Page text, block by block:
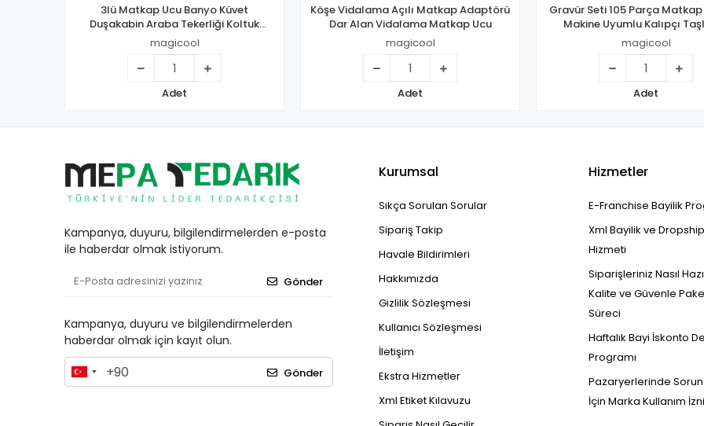
3lü Matkap Ucu Banyo Küvet
Duşakabin Araba Tekerliği Koltuk
Yıkama Temizleme Fırçası Seti
magicool
Adet
Köşe Vidalama Açılı Matkap Adaptörü
Dar Alan Vidalama Matkap Ucu
magicool
Adet
Gravür Seti 105 Parça
Makine Uyumlu Kalıpçı
Zımparalama Polisaj
magicool
Adet
Kampanya, duyuru, bilgilendirmelerden e-posta
ile haberdar olmak istiyorum.
Gönder
Kampanya, duyuru ve bilgilendirmelerden
haberdar olmak için kayıt olun.
Gönder
Kurumsal
Sıkça Sorulan Sorular
Sipariş Takip
Havale Bildirimleri
Hakkımızda
Gizlilik Sözleşmesi
Kullanıcı Sözleşmesi
İletişim
Ekstra Hizmetler
Xml Etiket Kılavuzu
Hizmetler
E-Franchise Bayilik
Xml Bayilik ve
Hizmeti
Siparişleriniz Nasıl
Kalite ve Güvenle
Süreci
Haftalık Bayi İskonto
Programı
Pazaryerlerinde
İçin Marka Kullanım İzni